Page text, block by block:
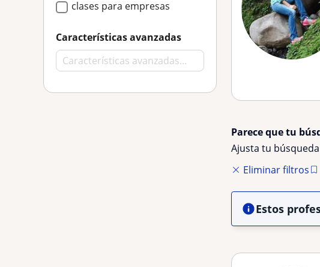
clases para empresas
Características avanzadas
Parece que tu
Ajusta tu
Eliminar filtros
Estos